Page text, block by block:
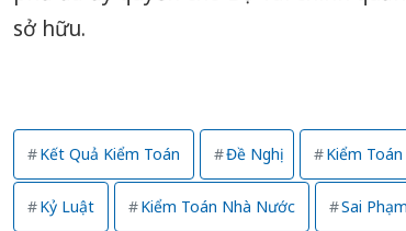
sở hữu.
Kết Quả Kiểm Toán Đề Nghị Kiểm Toán
Kỷ Luật Kiểm Toán Nhà Nước Sai Phạm